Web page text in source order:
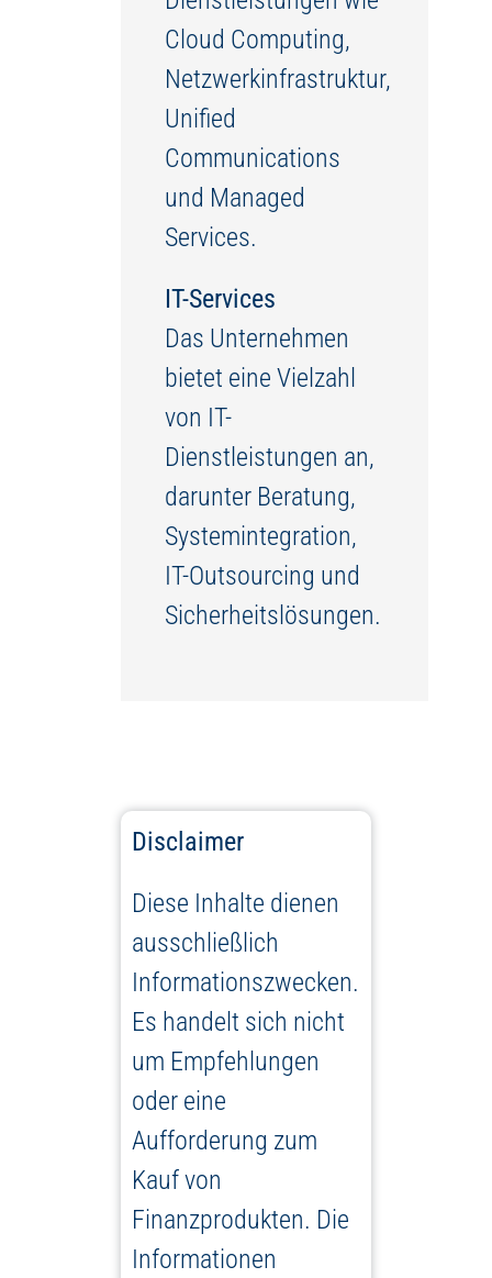
Cloud Computing,
Netzwerkinfrastruktur,
Unified
Communications
und Managed
Services.
IT-Services
Das Unternehmen
bietet eine Vielzahl
von IT-
Dienstleistungen an,
darunter Beratung,
Systemintegration,
IT-Outsourcing und
Sicherheitslösungen.
Disclaimer
Diese Inhalte dienen
ausschließlich
Informationszwecken.
Es handelt sich nicht
um Empfehlungen
oder eine
Aufforderung zum
Kauf von
Finanzprodukten. Die
Informationen